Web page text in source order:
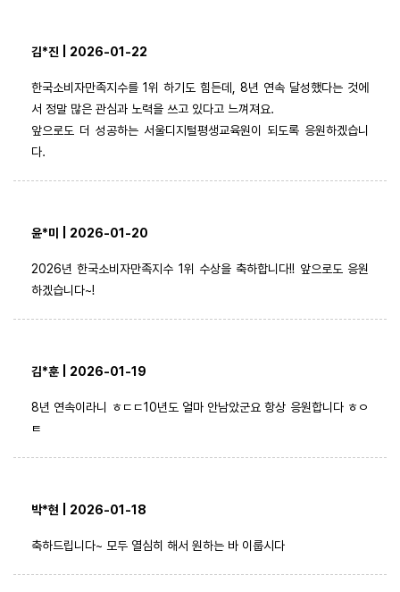
김*진 | 2026-01-22
한국소비자만족지수를 1위 하기도 힘든데, 8년 연속 달성했다는 것에
서 정말 많은 관심과 노력을 쓰고 있다고 느껴져요.
앞으로도 더 성공하는 서울디지털평생교육원이 되도록 응원하겠습니
다.
윤*미 | 2026-01-20
2026년 한국소비자만족지수 1위 수상을 축하합니다!! 앞으로도 응원
하겠습니다~!
김*훈 | 2026-01-19
8년 연속이라니 ㅎㄷㄷ10년도 얼마 안남았군요 항상 응원합니다 ㅎㅇ
ㅌ
박*현 | 2026-01-18
축하드립니다~ 모두 열심히 해서 원하는 바 이룹시다